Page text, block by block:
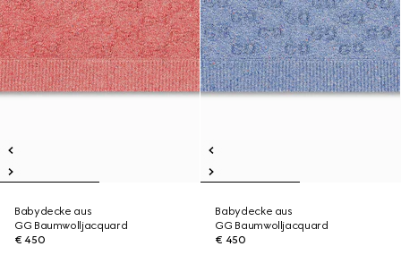
Babydecke aus
GG Baumwolljacquard
€ 450
Babydecke aus
GG Baumwolljacquard
€ 450